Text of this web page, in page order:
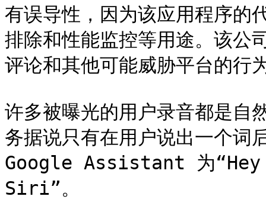
有误导性，因为该应用程序的
排除和性能监控等用途。该公
评论和其他可能威胁平台的行
许多被曝光的用户录音都是自
务据说只有在用户说出一个词
Google Assistant 为
Siri”。